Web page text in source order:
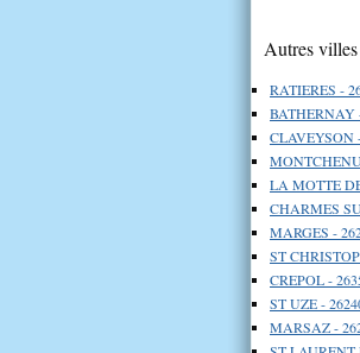
Autres villes
RATIERES -
BATHERNAY
CLAVEYSON
LA MOTTE
CHARMES
MARGES -
ST
CREPOL -
ST UZE -
MARSAZ -